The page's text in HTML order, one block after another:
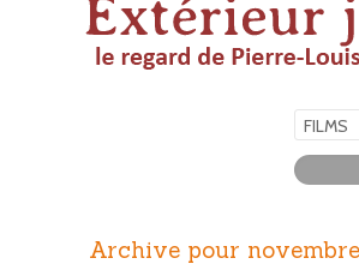
Archive pour